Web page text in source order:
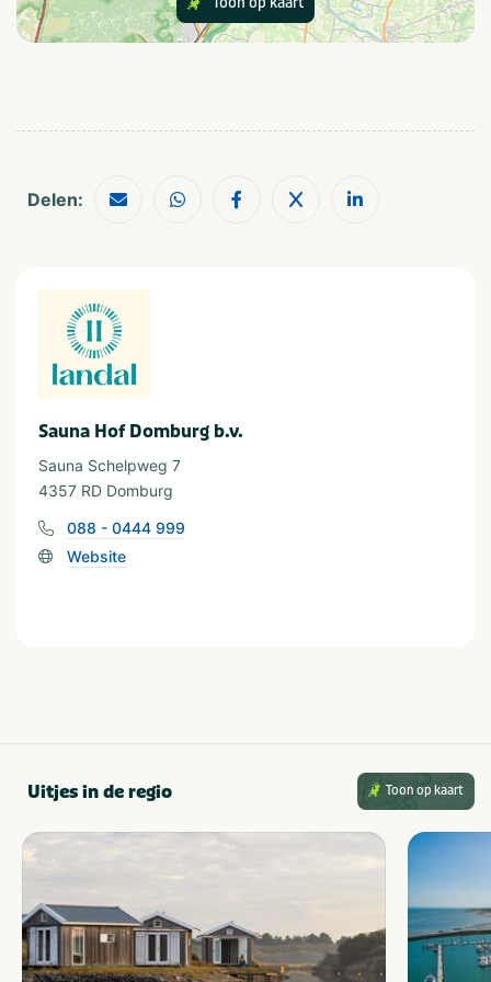
Delen:
Sauna Hof Domburg b.v.
Sauna Schelpweg 7
4357 RD Domburg
088 - 0444 999
Website
Uitjes in de regio Toon op kaart